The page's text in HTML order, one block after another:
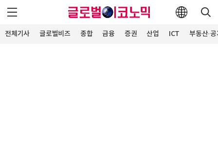
전체기사 글로벌비즈 종합 금융 증권 산업 ICT 부동산·